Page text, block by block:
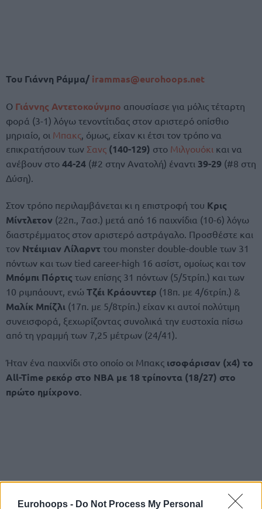
Eurohoops - Do Not Process My Personal
Του Γιάννη Ράμμα/ irammas@eurohoops.net
Ο Γιάννης Αντετοκούνμπο απουσίασε για μόλις τέταρτη
φορά (3-1) λόγω τενοντίτιδας στον αριστερό οπίσθιο
μηριαίο, οι Μπακς, όμως, είχαν κι έτσι τον τρόπο να
επικρατήσουν των Σανς (140-129) στο Μιλγουόκι και να
ανέβουν στο 44-24 (#2 στην Ανατολή) έναντι 39-29 (#8 στη
Δύση).
Στον τρόπο περιλαμβάνεται κι η επιστροφή του Κρις
Μίντλετον (22π., 7ασ.) μετά από 16 παιχνίδια (10-6) λόγω
διαστρέμματος στον αριστερό αστράγαλο. Προσθέστε και
τον Ντέιμιαν Λίλαρντ του monster double-double των 31
πόντων και των tied career-high 16 ασίστ, ομοίως και τον
Μπόμπι Πόρτις των επίσης 31 πόντων (5/5τρίπ.) και των
10 ριμπάουντ, ενώ Τζέι Κράουντερ (18π. με 4/6τρίπ.) &
Μαλίκ Μπίζλι (17π. με 5/8τρίπ.) είχαν κι αυτοί πολύτιμη
συνεισφορά, ξεχωρίζοντας συνολικά την ευστοχία πίσω
από τη γραμμή των 7,25 μέτρων (24/41).
Ήταν ένα παιχνίδι στο οποίο οι Μπακς ισοφάρισαν (x4) το
All-Time ρεκόρ στο NBA με 18 τρίποντα (18/27) στο
πρώτο ημίχρονο